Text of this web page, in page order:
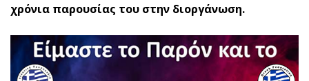
χρόνια παρουσίας του στην διοργάνωση.